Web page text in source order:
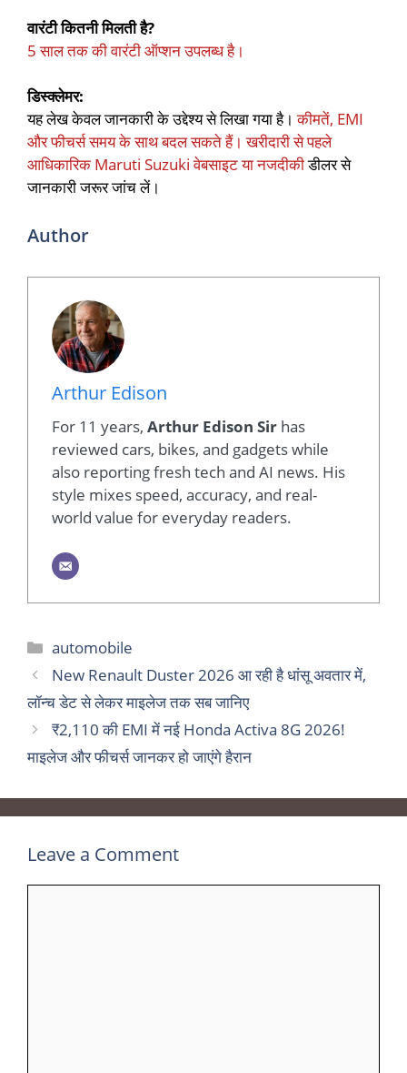
वारंटी कितनी मिलती है?
5 साल तक की वारंटी ऑप्शन उपलब्ध है।
डिस्क्लेमर:
यह लेख केवल जानकारी के उद्देश्य से लिखा गया है।कीमतें, EMI
और फीचर्स समय के साथ बदल सकते हैं। खरीदारी से पहले
आधिकारिक Maruti Suzuki वेबसाइट या नजदीकीडीलर से
जानकारी जरूर जांच लें।
Author
Arthur Edison
For 11 years, Arthur Edison Sirhas
reviewed cars, bikes, and gadgets while
also reporting fresh tech and AI news. His
style mixes speed, accuracy, and real-
world value for everyday readers.
Categories
automobile
New Renault Duster 2026 आ रही है धांसू अवतार में,
लॉन्च डेट से लेकर माइलेज तक सब जानिए
₹2,110 की EMI में नई Honda Activa 8G 2026!
माइलेज और फीचर्स जानकर हो जाएंगे हैरान
Leave a Comment